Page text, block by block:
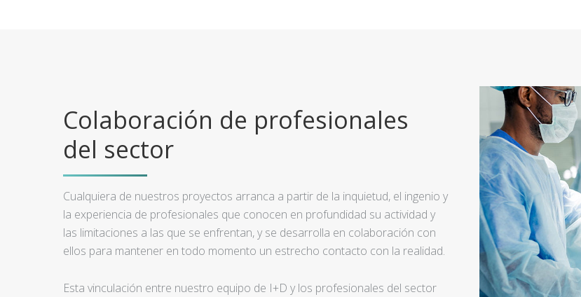
Colaboración de profesionales
del sector
Cualquiera de nuestros proyectos arranca a partir de la inquietud, el ingenio y
la experiencia de profesionales que conocen en profundidad su actividad y
las limitaciones a las que se enfrentan, y se desarrolla en colaboración con
ellos para mantener en todo momento un estrecho contacto con la realidad.
Esta vinculación entre nuestro equipo de I+D y los profesionales del sector